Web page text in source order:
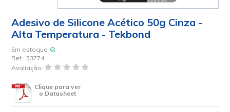
Adesivo de Silicone Acético 50g Cinza -
Alta Temperatura - Tekbond
Em estoque
Ref.:33774
Avaliação:
Clique para ver
o Datasheet